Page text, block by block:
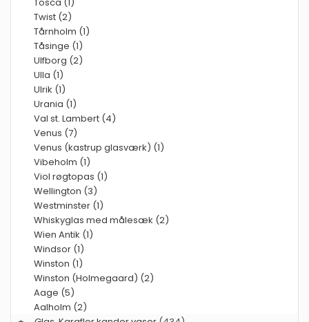
Twist (2)
Tårnholm (1)
Tåsinge (1)
Ulfborg (2)
Ulla (1)
Ulrik (1)
Urania (1)
Val st. Lambert (4)
Venus (7)
Venus (kastrup glasværk) (1)
Vibeholm (1)
Viol røgtopas (1)
Wellington (3)
Westminster (1)
Whiskyglas med målesæk (2)
Wien Antik (1)
Windsor (1)
Winston (1)
Winston (Holmegaard) (2)
Aage (5)
Aalholm (2)